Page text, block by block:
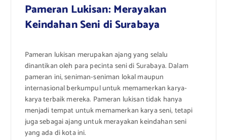
Pameran Lukisan: Merayakan
Keindahan Seni di Surabaya
Pameran lukisan merupakan ajang yang selalu
dinantikan oleh para pecinta seni di Surabaya. Dalam
pameran ini, seniman-seniman lokal maupun
internasional berkumpul untuk memamerkan karya-
karya terbaik mereka. Pameran lukisan tidak hanya
menjadi tempat untuk memamerkan karya seni, tetapi
juga sebagai ajang untuk merayakan keindahan seni
yang ada di kota ini.